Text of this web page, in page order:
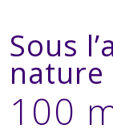
Sous
nature
100